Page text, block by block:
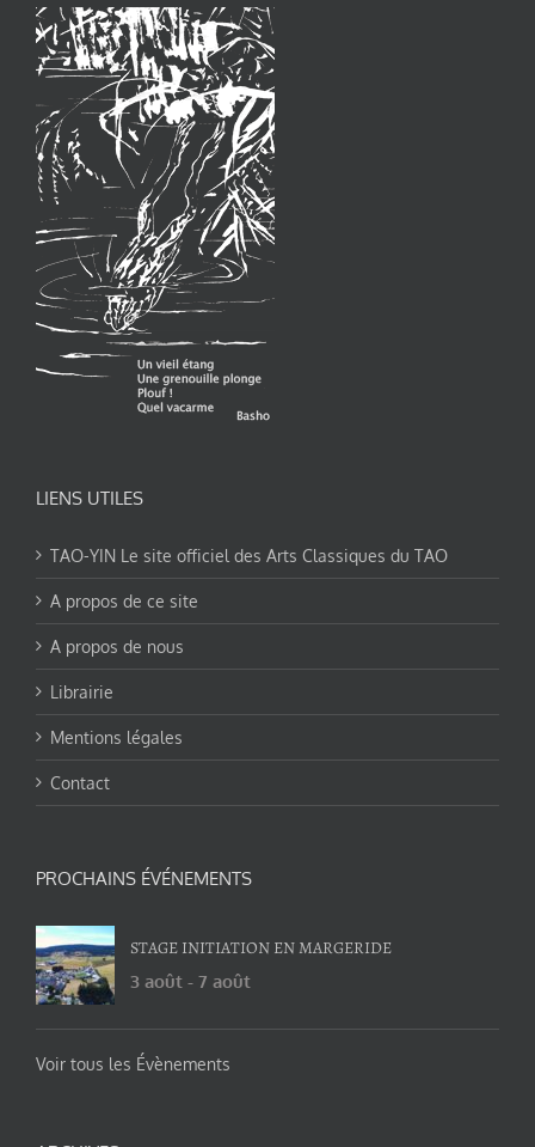
LIENS UTILES
TAO-YIN Le site officiel des Arts Classiques du TAO
A propos de ce site
A propos de nous
Librairie
Mentions légales
Contact
PROCHAINS ÉVÉNEMENTS
STAGE INITIATION EN MARGERIDE
3 août - 7 août
Voir tous les Évènements